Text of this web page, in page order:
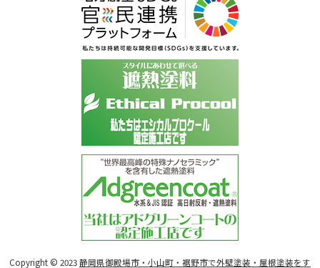
Copyright © 2023静岡県御殿場市・小山町・裾野市で外壁塗装・屋根塗装をす